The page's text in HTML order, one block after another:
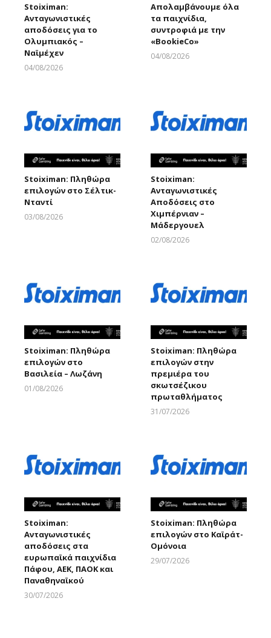
Stoiximan:
Ανταγωνιστικές
αποδόσεις για το
Ολυμπιακός –
Ναϊμέχεν
04/08/2026
Απολαμβάνουμε όλα
τα παιχνίδια,
συντροφιά με την
«ΒοοkieCo»
04/08/2026
Stoiximan: Πληθώρα
επιλογών στο Σέλτικ-
Νταντί
03/08/2026
Stoiximan:
Ανταγωνιστικές
Αποδόσεις στο
Χιμπέρνιαν –
Μάδεργουελ
02/08/2026
Stoiximan: Πληθώρα
επιλογών στο
Βασιλεία – Λωζάνη
01/08/2026
Stoiximan: Πληθώρα
επιλογών στην
πρεμιέρα του
σκωτσέζικου
πρωταθλήματος
31/07/2026
Stoiximan:
Ανταγωνιστικές
αποδόσεις στα
ευρωπαϊκά παιχνίδια
Πάφου, ΑΕΚ, ΠΑΟΚ και
Παναθηναϊκού
30/07/2026
Stoiximan: Πληθώρα
επιλογών στο Καϊράτ-
Ομόνοια
29/07/2026